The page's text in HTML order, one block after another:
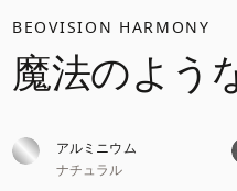
BEOVISION HARMONY
魔法のよう
アルミニウム
ナチュラル